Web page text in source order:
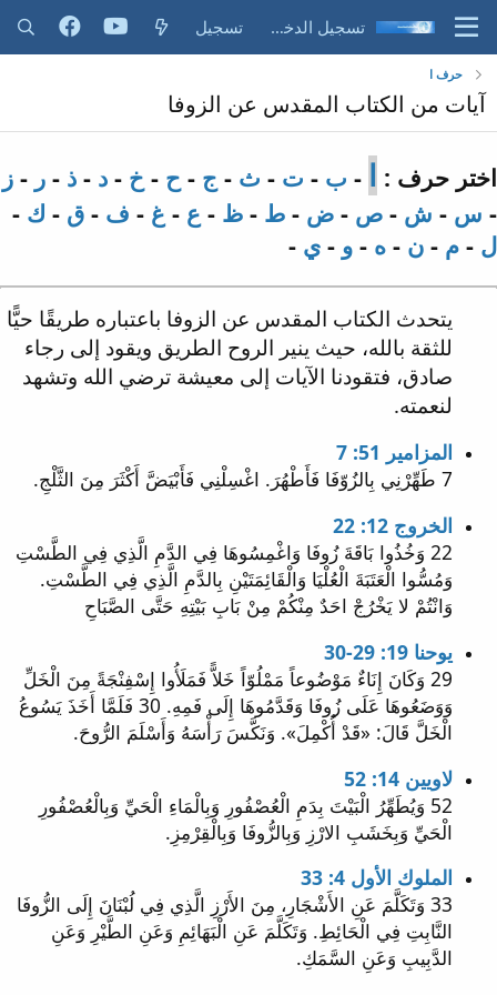
تسجيل الدخول تسجيل
حرف ا
آيات من الكتاب المقدس عن الزوفا
اختر حرف : ا - ب - ت - ث - ج - ح - خ - د - ذ - ر - ز
- س - ش - ص - ض - ط - ظ - ع - غ - ف - ق - ك -
ل - م - ن - ه - و - ي -
يتحدث الكتاب المقدس عن الزوفا باعتباره طريقًا حيًّا
للثقة بالله، حيث ينير الروح الطريق ويقود إلى رجاء
صادق، فتقودنا الآيات إلى معيشة ترضي الله وتشهد
لنعمته.
المزامير 51: 7
7 طَهِّرْنِي بِالزُوّفَا فَأَطْهُرَ. اغْسِلْنِي فَأَبْيَضَّ أَكْثَرَ مِنَ الثَّلْجِ.
الخروج 12: 22
22 وَخُذُوا بَاقَةَ زُوفَا وَاغْمِسُوهَا فِي الدَّمِ الَّذِي فِي الطَّسْتِ
وَمُسُّوا الْعَتَبَةَ الْعُلْيَا وَالْقَائِمَتَيْنِ بِالدَّمِ الَّذِي فِي الطَّسْتِ.
وَانْتُمْ لا يَخْرُجْ احَدٌ مِنْكُمْ مِنْ بَابِ بَيْتِهِ حَتَّى الصَّبَاحِ
يوحنا 19: 29-30
29 وَكَانَ إِنَاءٌ مَوْضُوعاً مَمْلُوّاً خَلاًّ فَمَلَأُوا إِسْفِنْجَةً مِنَ الْخَلِّ
وَوَضَعُوهَا عَلَى زُوفَا وَقَدَّمُوهَا إِلَى فَمِهِ. 30 فَلَمَّا أَخَذَ يَسُوعُ
الْخَلَّ قَالَ: «قَدْ أُكْمِلَ». وَنَكَّسَ رَأْسَهُ وَأَسْلَمَ الرُّوحَ.
لاويين 14: 52
52 وَيُطَهِّرُ الْبَيْتَ بِدَمِ الْعُصْفُورِ وَبِالْمَاءِ الْحَيِّ وَبِالْعُصْفُورِ
الْحَيِّ وَبِخَشَبِ الارْزِ وَبِالزُّوفَا وَبِالْقِرْمِزِ.
الملوك الأول 4: 33
33 وَتَكَلَّمَ عَنِ الأَشْجَارِ، مِنَ الأَرْزِ الَّذِي فِي لُبْنَانَ إِلَى الزُّوفَا
النَّابِتِ فِي الْحَائِطِ. وَتَكَلَّمَ عَنِ الْبَهَائِمِ وَعَنِ الطَّيْرِ وَعَنِ
الدَّبِيبِ وَعَنِ السَّمَكِ.